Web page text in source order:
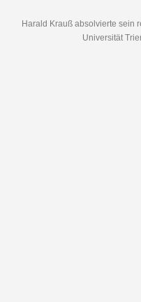
Harald Krauß absolvierte sein
Universität